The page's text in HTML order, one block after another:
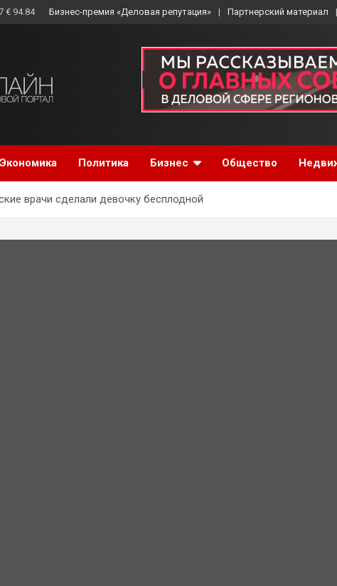
€ 94.84 Бизнес-премия «Деловая репутация» Партнерский материал
Экономика Политика Бизнес Общество
врачи сделали девочку бесплодной